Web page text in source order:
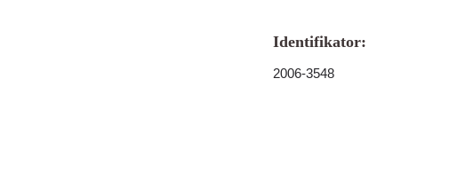
Identifikator:
2006-3548